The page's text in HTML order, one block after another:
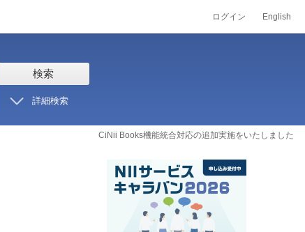
ログイン English
検索
詳細検索
CiNii Books機能統合対応の追加実施をいたしました